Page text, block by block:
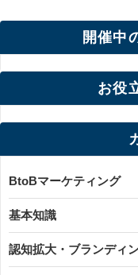
開催中
お役
BtoBマーケティング
基本知識
認知拡大・ブランディ